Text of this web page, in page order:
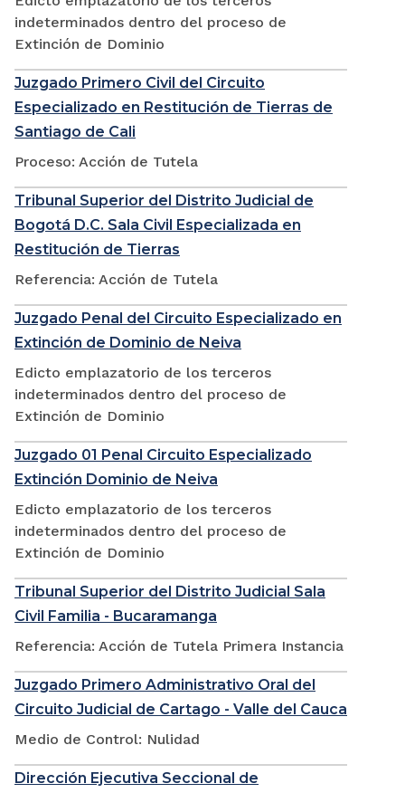
indeterminados dentro del proceso de
Extinción de Dominio
Juzgado Primero Civil del Circuito
Especializado en Restitución de Tierras de
Santiago de Cali
Proceso: Acción de Tutela
Tribunal Superior del Distrito Judicial de
Bogotá D.C. Sala Civil Especializada en
Restitución de Tierras
Referencia: Acción de Tutela
Juzgado Penal del Circuito Especializado en
Extinción de Dominio de Neiva
Edicto emplazatorio de los terceros
indeterminados dentro del proceso de
Extinción de Dominio
Juzgado 01 Penal Circuito Especializado
Extinción Dominio de Neiva
Edicto emplazatorio de los terceros
indeterminados dentro del proceso de
Extinción de Dominio
Tribunal Superior del Distrito Judicial Sala
Civil Familia - Bucaramanga
Referencia: Acción de Tutela Primera Instancia
Juzgado Primero Administrativo Oral del
Circuito Judicial de Cartago - Valle del Cauca
Medio de Control: Nulidad
Dirección Ejecutiva Seccional de